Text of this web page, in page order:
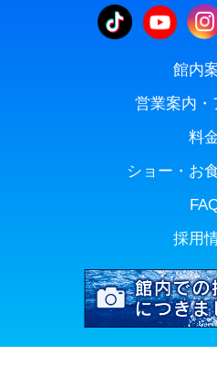
館内
営業案内・
料
ショー・お
採用